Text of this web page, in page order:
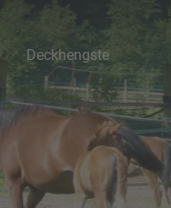
Deckhengste